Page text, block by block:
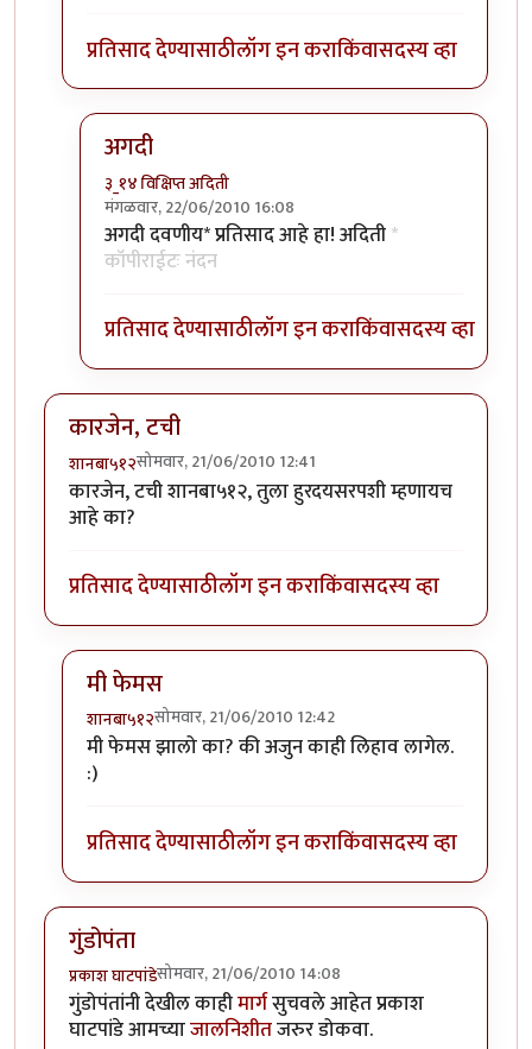
प्रतिसाद देण्यासाठीलॉग इन कराकिंवासदस्य व्हा
अगदी
३_१४ विक्षिप्त अदिती
मंगळवार, 22/06/2010 16:08
In reply toसौंदर्यफुbyNile
अगदी दवणीय* प्रतिसाद आहे हा! अदिती*
कॉपीराईटः नंदन
प्रतिसाद देण्यासाठीलॉग इन कराकिंवासदस्य व्हा
कारजेन, टची
शानबा५१२सोमवार, 21/06/2010 12:41
कारजेन, टची शानबा५१२, तुला हुरदयसरपशी म्हणायच
आहे का?
प्रतिसाद देण्यासाठीलॉग इन कराकिंवासदस्य व्हा
मी फेमस
शानबा५१२सोमवार, 21/06/2010 12:42
In reply toकारजेन, टचीbyशानबा५१२
मी फेमस झालो का? की अजुन काही लिहाव लागेल.
:)
प्रतिसाद देण्यासाठीलॉग इन कराकिंवासदस्य व्हा
गुंडोपंता
प्रकाश घाटपांडेसोमवार, 21/06/2010 14:08
गुंडोपंतांनी देखील काहीमार्गसुचवले आहेत प्रकाश
घाटपांडे आमच्याजालनिशीतजरुर डोकवा.